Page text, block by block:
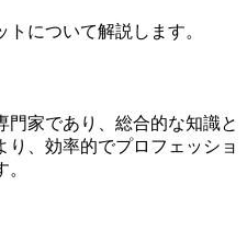
ット
について解説します。
家であり、総合的な知識と
、効率的でプロフェッショ